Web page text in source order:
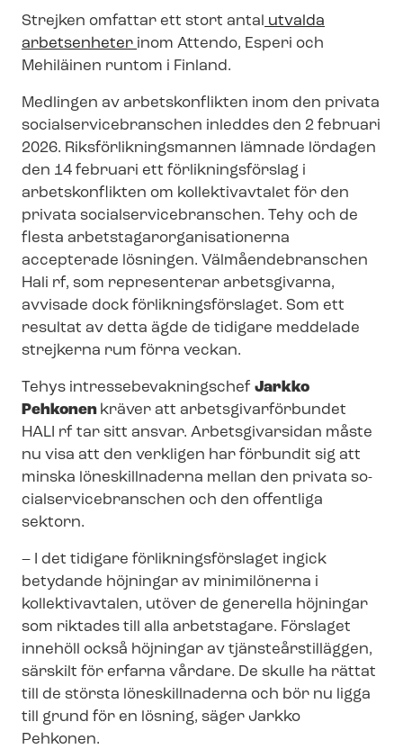
Strejken omfattar ett stort antal utvalda
arbetsenheter inom Attendo, Esperi och
Mehiläinen runtom i Finland.
Medlingen av arbetskonflikten inom den privata
so­ci­al­ser­vicebran­schen inleddes den 2 februari
2026. Riks­för­lik­nings­man­nen lämnade lördagen
den 14 februari ett för­lik­nings­för­slag i
arbetskonflikten om kollektivavtalet för den
privata so­ci­al­ser­vicebran­schen. Tehy och de
flesta ar­bets­ta­gar­or­ga­ni­sa­tio­ner­na
accepterade lösningen. Väl­må­en­debran­schen
Hali rf, som representerar arbetsgivarna,
avvisade dock för­lik­nings­för­sla­get. Som ett
resultat av detta ägde de tidigare meddelade
strejkerna rum förra veckan.
Tehys in­tres­se­be­vak­nings­chef Jarkko
Pehkonen kräver att ar­bets­gi­var­för­bun­det
HALI rf tar sitt ansvar. Arbetsgivarsidan måste
nu visa att den verkligen har förbundit sig att
minska löneskillnaderna mellan den privata so­
ci­al­ser­vicebran­schen och den offentliga
sektorn.
– I det tidigare för­lik­nings­för­sla­get ingick
betydande höjningar av minimilönerna i
kollektivavtalen, utöver de generella höjningar
som riktades till alla arbetstagare. Förslaget
innehöll också höjningar av tjäns­teårs­tilläg­gen,
särskilt för erfarna vårdare. De skulle ha rättat
till de största löneskillnaderna och bör nu ligga
till grund för en lösning, säger Jarkko
Pehkonen.